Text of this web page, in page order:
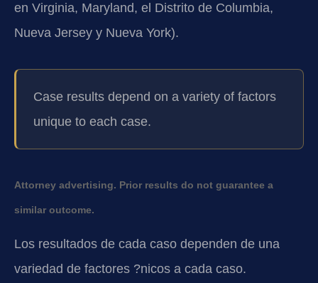
en Virginia, Maryland, el Distrito de Columbia,
Nueva Jersey y Nueva York).
Case results depend on a variety of factors
unique to each case.
Attorney advertising. Prior results do not guarantee a
similar outcome.
Los resultados de cada caso dependen de una
variedad de factores ?nicos a cada caso.